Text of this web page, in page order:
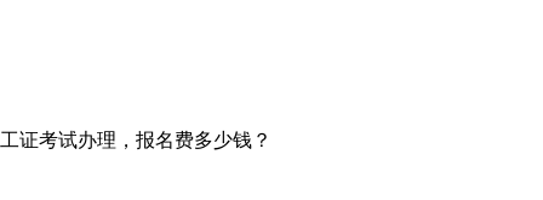
证考试办理，报名费多少钱？